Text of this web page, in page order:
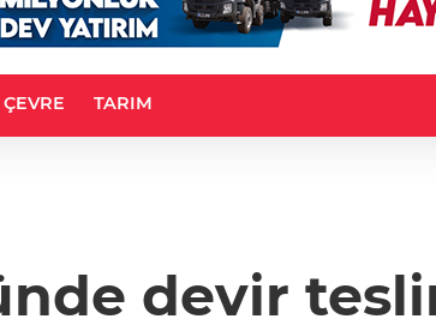
ÇEVRE TARIM
devir